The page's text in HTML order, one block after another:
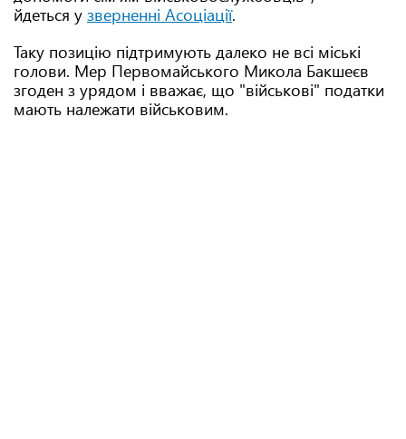
йдеться у зверненні Асоціації.
Таку позицію підтримують далеко не всі міські
голови. Мер Первомайського Микола Бакшеєв
згоден з урядом і вважає, що "військові" податки
мають належати військовим.